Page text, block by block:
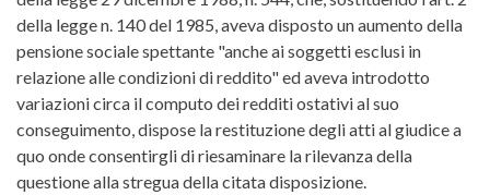
della legge n. 140 del 1985, aveva disposto un aumento della
pensione sociale spettante "anche ai soggetti esclusi in
relazione alle condizioni di reddito" ed aveva introdotto
variazioni circa il computo dei redditi ostativi al suo
conseguimento, dispose la restituzione degli atti al giudice a
quo onde consentirgli di riesaminare la rilevanza della
questione alla stregua della citata disposizione.